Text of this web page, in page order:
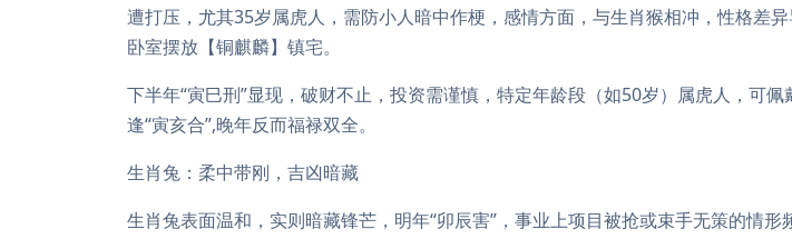
遭打压，尤其35岁属虎人，需防小人暗中作梗，感情方面，与生肖猴相冲，性格差
卧室摆放【铜麒麟】镇宅。
下半年“寅巳刑”显现，破财不止，投资需谨慎，特定年龄段（如50岁）属虎人，可
逢“寅亥合”,晚年反而福禄双全。
生肖兔：柔中带刚，吉凶暗藏
生肖兔表面温和，实则暗藏锋芒，明年“卯辰害”，事业上项目被抢或束手无策的情形